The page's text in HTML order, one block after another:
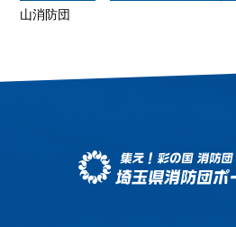
山消防団